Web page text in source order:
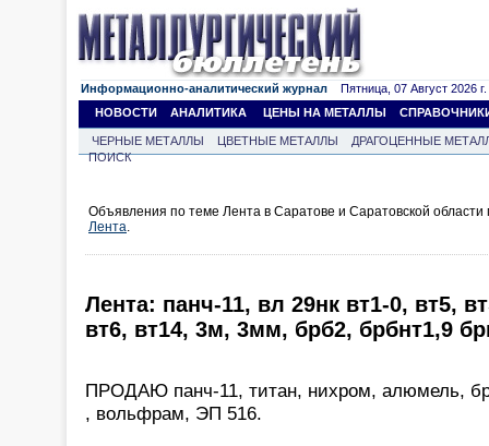
Информационно-аналитический журнал Пятница, 07 Август 2026 г.
НОВОСТИ
АНАЛИТИКА ЦЕНЫ НА МЕТАЛЛЫ
ЧЕРНЫЕ МЕТАЛЛЫ ЦВЕТНЫЕ МЕТАЛЛЫ
ДРАГОЦЕННЫЕ
ПОИСК
Объявления по теме Лента в Саратове и Саратовской
Лента.
Лента: панч-11, вл 29нк вт1-0, вт5,
вт6, вт14, 3м, 3мм, брб2, брбнт1,9
ПРОДАЮ панч-11, титан, нихром, алюмель,
, вольфрам, ЭП 516.